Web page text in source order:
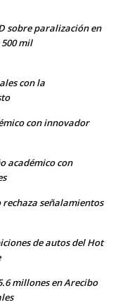
sobre paralización en
mil
con la
con innovador
académico con
señalamientos
de autos del Hot
millones en Arecibo